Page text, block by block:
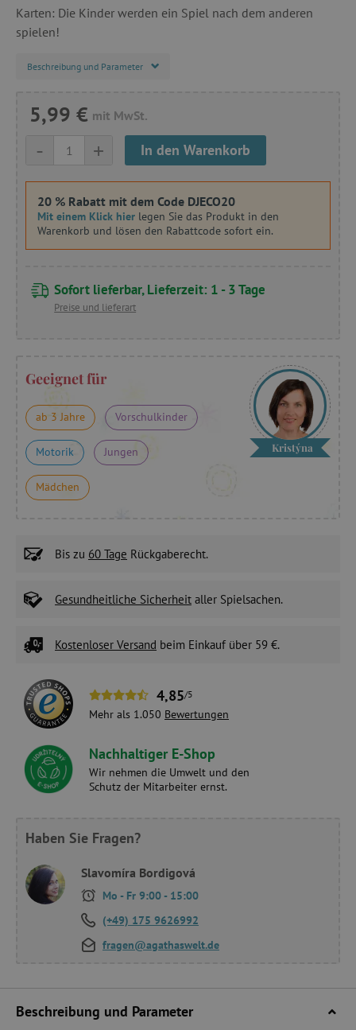
Karten: Die Kinder werden ein Spiel nach dem anderen
spielen!
Beschreibung und Parameter
5,99 € mit MwSt.
+
- In den Warenkorb
20 % Rabatt mit dem Code DJECO20
Mit einem Klick hier legen Sie das Produkt in den
Warenkorb und lösen den Rabattcode sofort ein.
Sofort lieferbar, Lieferzeit: 1 - 3 Tage
Preise und lieferart
Geeignet für
ab 3 Jahre Vorschulkinder
Motorik Jungen
Mädchen
Kristýna
Bis zu 60 Tage Rückgaberecht.
Gesundheitliche Sicherheit aller Spielsachen.
Kostenloser Versand beim Einkauf über 59 €.
4,85/5
Mehr als 1.050 Bewertungen
Nachhaltiger E-Shop
Wir nehmen die Umwelt und den
Schutz der Mitarbeiter ernst.
Haben Sie Fragen?
Slavomíra Bordigová
Mo - Fr 9:00 - 15:00
(+49) 175 9626992
fragen@agathaswelt.de
Beschreibung und Parameter